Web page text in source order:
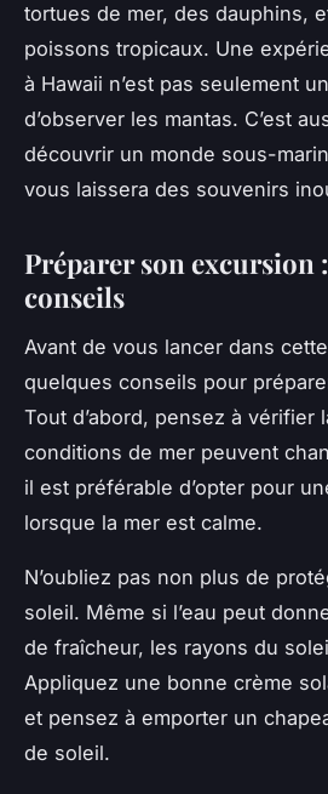
tortues de mer, des dauphins,
poissons tropicaux. Une
à Hawaii n’est pas seulement
d’observer les mantas. C’est
découvrir un monde sous-
vous laissera des souvenirs
Préparer son excursion
conseils
Avant de vous lancer dans
quelques conseils pour
Tout d’abord, pensez à vérifier
conditions de mer peuvent
il est préférable d’opter pour
lorsque la mer est calme.
N’oubliez pas non plus de
soleil. Même si l’eau peut
de fraîcheur, les rayons du
Appliquez une bonne crème
et pensez à emporter un
de soleil.